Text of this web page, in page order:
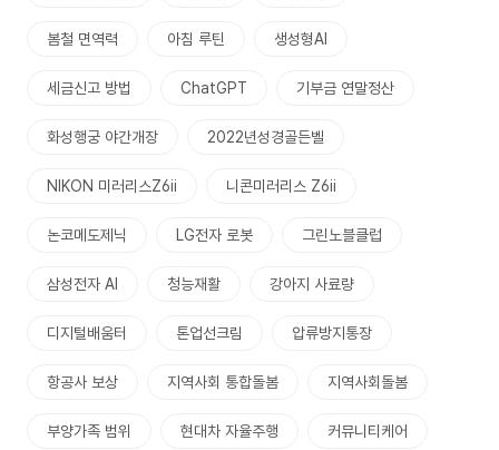
봄철 면역력 아침 루틴 생성형AI
세금신고 방법 ChatGPT 기부금 연말정산
화성행궁 야간개장 2022년성경골든벨
NIKON 미러리스Z6ii 니콘미러리스 Z6ii
논코메도제닉 LG전자 로봇 그린노블클럽
삼성전자 AI 청능재활 강아지 사료량
디지털배움터 톤업선크림 압류방지통장
항공사 보상 지역사회 통합돌봄 지역사회돌봄
부양가족 범위 현대차 자율주행 커뮤니티케어